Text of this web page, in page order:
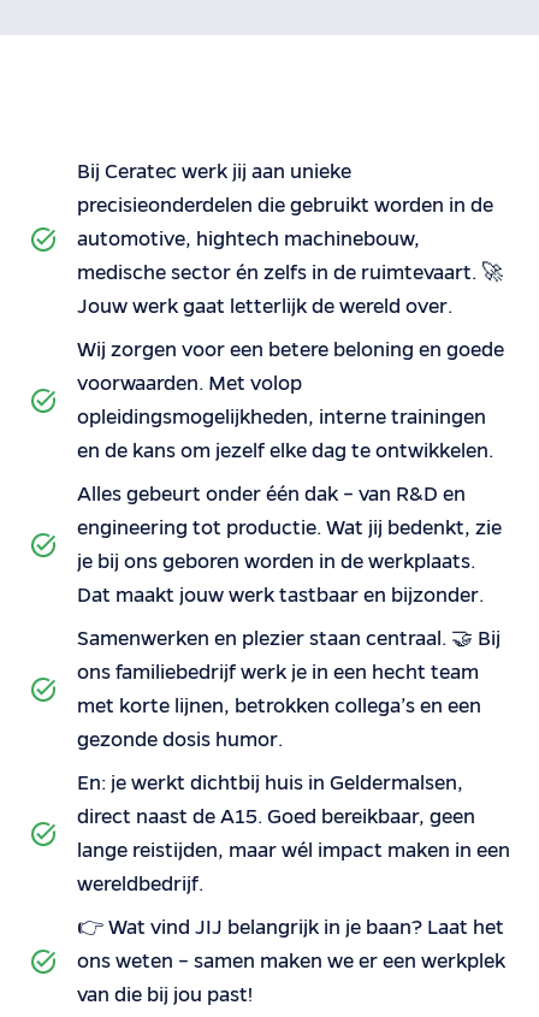
Bij Ceratec werk jij aan unieke
precisieonderdelen die gebruikt worden in de
automotive, hightech machinebouw,
medische sector én zelfs in de ruimtevaart. 🚀
Jouw werk gaat letterlijk de wereld over.
Wij zorgen voor een betere beloning en goede
voorwaarden. Met volop
opleidingsmogelijkheden, interne trainingen
en de kans om jezelf elke dag te ontwikkelen.
Alles gebeurt onder één dak – van R&D en
engineering tot productie. Wat jij bedenkt, zie
je bij ons geboren worden in de werkplaats.
Dat maakt jouw werk tastbaar en bijzonder.
Samenwerken en plezier staan centraal. 🤝 Bij
ons familiebedrijf werk je in een hecht team
met korte lijnen, betrokken collega’s en een
gezonde dosis humor.
En: je werkt dichtbij huis in Geldermalsen,
direct naast de A15. Goed bereikbaar, geen
lange reistijden, maar wél impact maken in een
wereldbedrijf.
👉 Wat vind JIJ belangrijk in je baan? Laat het
ons weten – samen maken we er een werkplek
van die bij jou past!